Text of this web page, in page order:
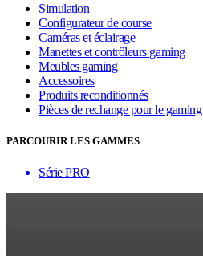
Simulation
Configurateur de course
Caméras et éclairage
Manettes et contrôleurs gaming
Meubles gaming
Accessoires
Produits reconditionnés
Pièces de rechange pour le gaming
PARCOURIR LES GAMMES
Série PRO